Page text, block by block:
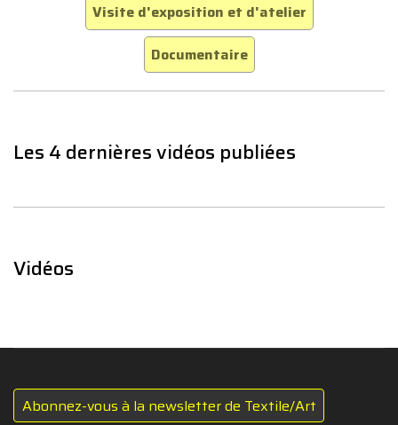
Visite d'exposition et d'atelier
Documentaire
Les 4 dernières vidéos publiées
Vidéos
Abonnez-vous à la newsletter de Textile/Art